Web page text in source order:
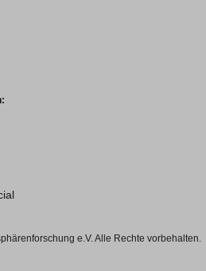
e.V. Alle Rechte vorbehalten.